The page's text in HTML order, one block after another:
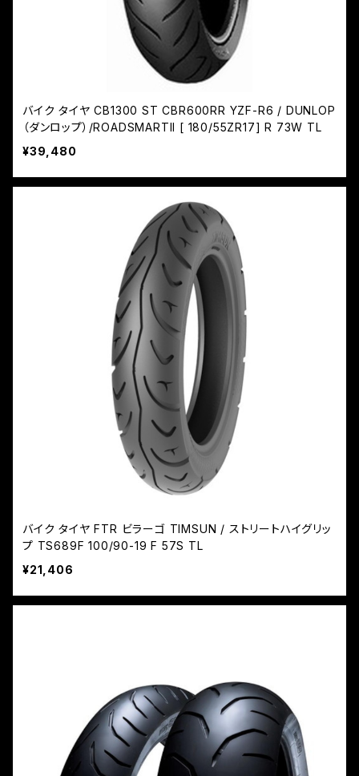
バイク タイヤ CB1300 ST CBR600RR YZF-R6 / DUNLOP
（ダンロップ）/ROADSMARTII [ 180/55ZR17] R 73W TL
¥39,480
バイク タイヤ FTR ビラーゴ TIMSUN / ストリートハイグリッ
プ TS689F 100/90-19 F 57S TL
¥21,406